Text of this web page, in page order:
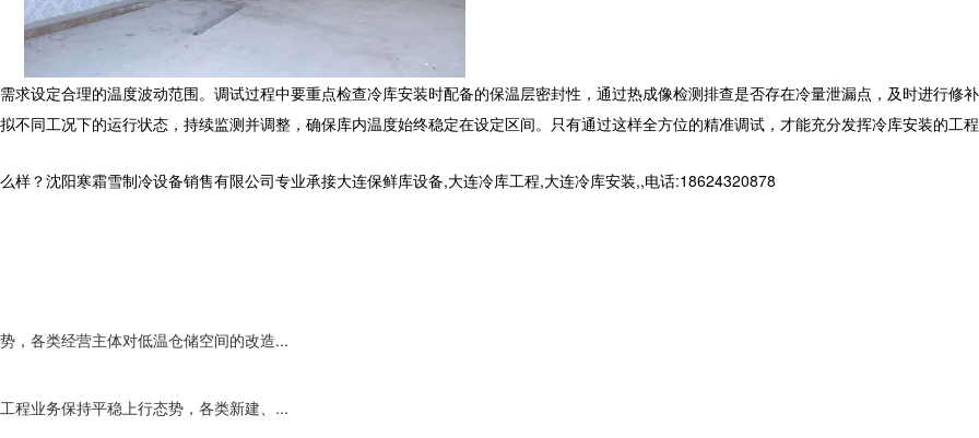
求设定合理的温度波动范围。调试过程中要重点检查冷库安装时配备的保温层密封性，通过热成像检测排查是否存在冷量泄漏点，及时进行修补
同工况下的运行状态，持续监测并调整，确保库内温度始终稳定在设定区间。只有通过这样全方位的精准调试，才能充分发挥冷库安装的工程
样？沈阳寒霜雪制冷设备销售有限公司专业承接大连保鲜库设备,大连冷库工程,大连冷库安装,,电话:18624320878
，各类经营主体对低温仓储空间的改造...
程业务保持平稳上行态势，各类新建、...